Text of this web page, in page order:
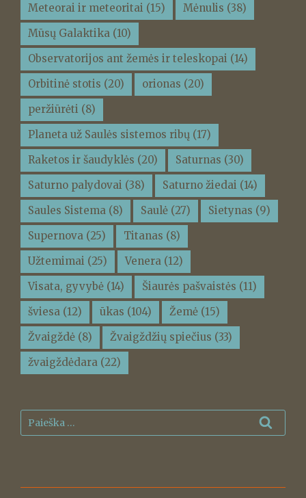
Meteorai ir meteoritai (15) Mėnulis (38)
Mūsų Galaktika (10)
Observatorijos ant žemės ir teleskopai (14)
Orbitinė stotis (20) orionas (20)
peržiūrėti (8)
Planeta už Saulės sistemos ribų (17)
Raketos ir šaudyklės (20) Saturnas (30)
Saturno palydovai (38) Saturno žiedai (14)
Saules Sistema (8) Saulė (27) Sietynas (9)
Supernova (25) Titanas (8)
Užtemimai (25) Venera (12)
Visata, gyvybė (14) Šiaurės pašvaistės (11)
šviesa (12) ūkas (104) Žemė (15)
Žvaigždė (8) Žvaigždžių spiečius (33)
žvaigždėdara (22)
Ieškoti: